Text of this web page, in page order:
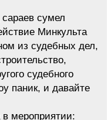
сумел
Минкульта
из судебных дел,
судебного
паник, и давайте
мероприятии: